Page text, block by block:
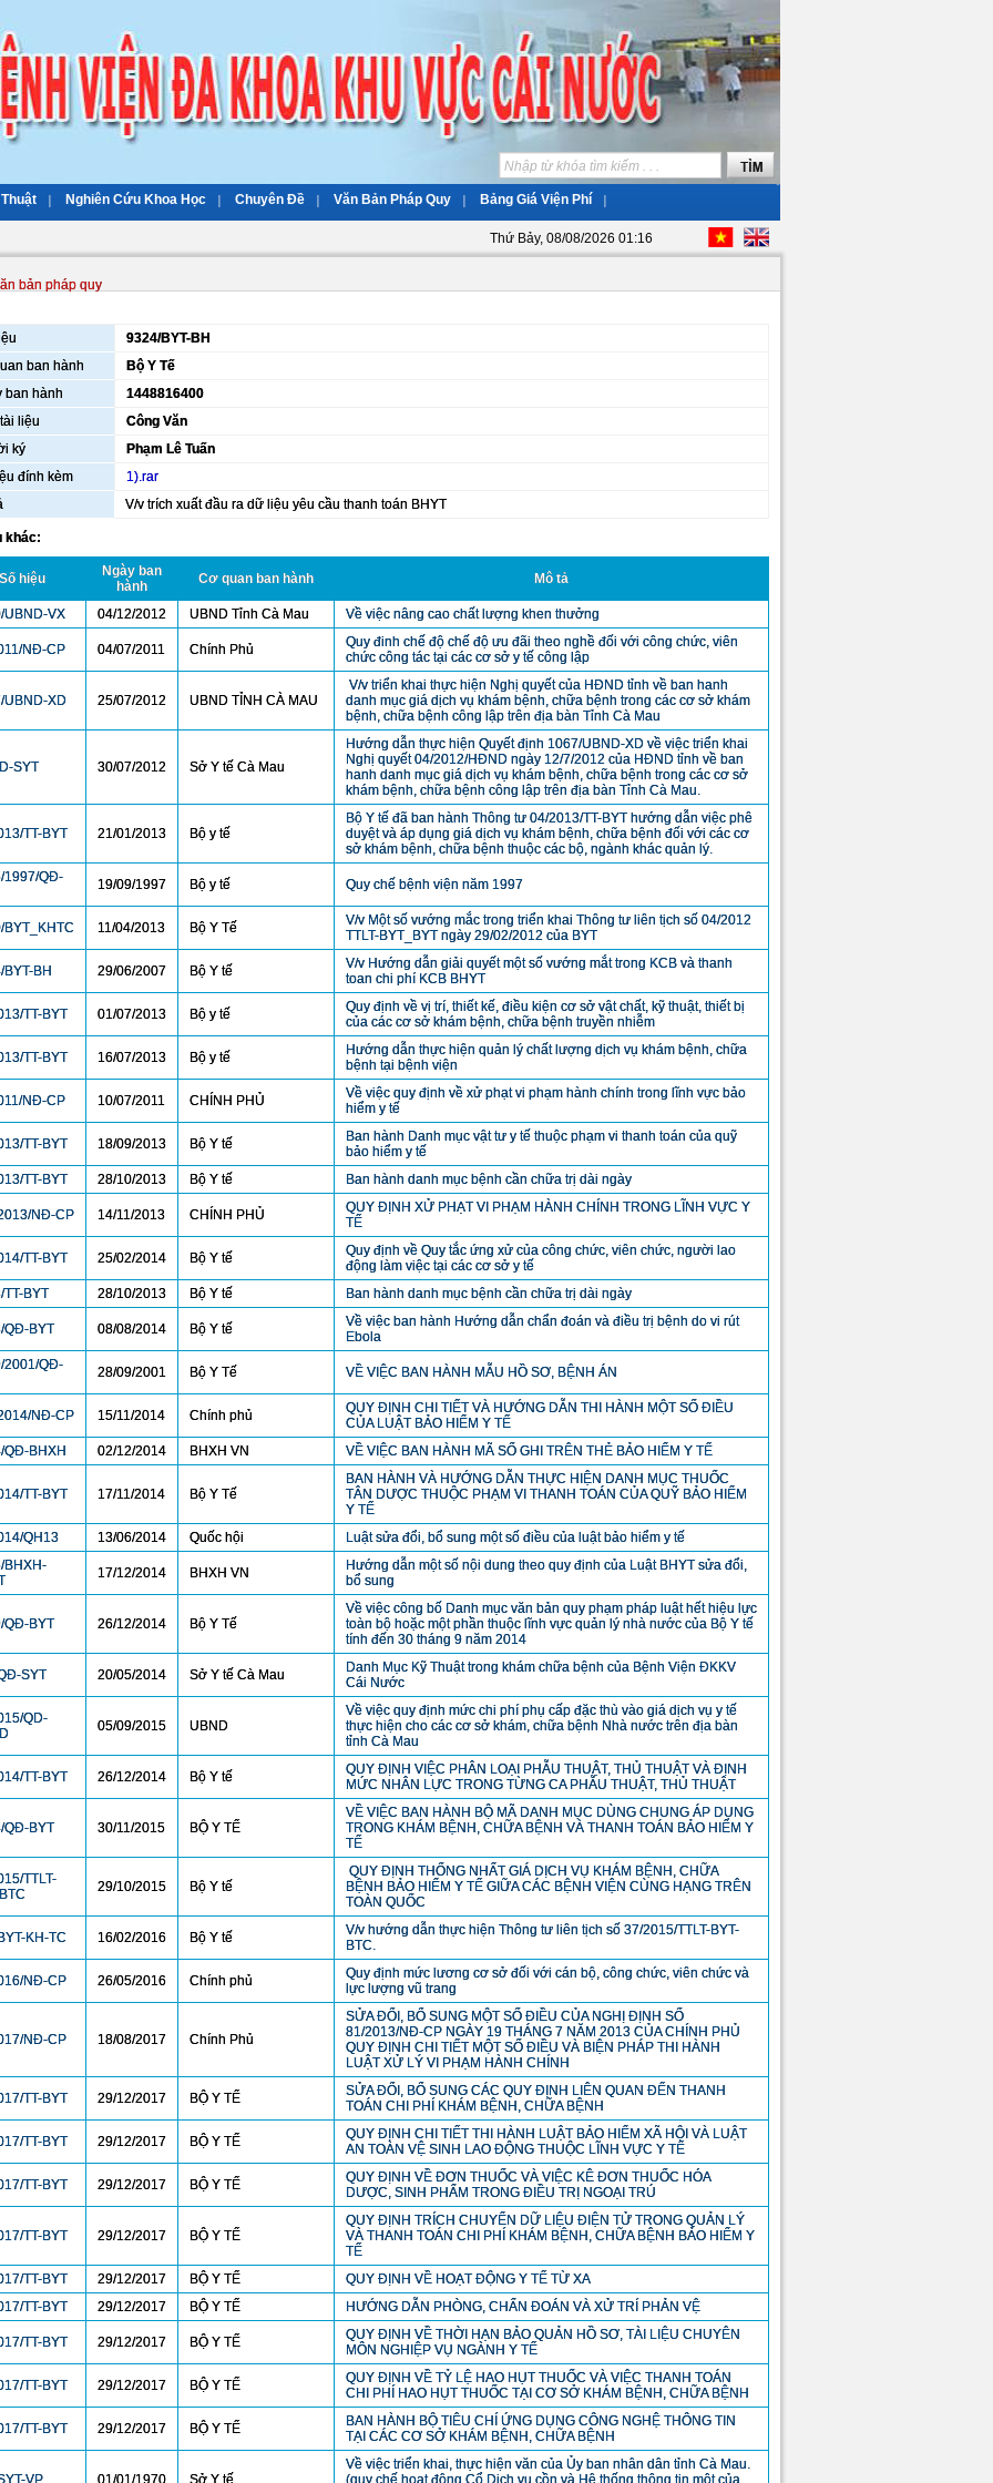
Nghiên Cứu Khoa Học Chuyên Đề Văn Bản Pháp Quy Bảng Giá Viện Phí
Thứ Bảy, 08/08/2026 01:16
bản pháp quy
9324/BYT-BH
ban hành
Bộ Y Tế
ban hành
1448816400
liệu
Công Văn
ký
Phạm Lê Tuấn
đính kèm
1).rar
V/v trích xuất đầu ra dữ liệu yêu cầu thanh toán BHYT
khác:
Số hiệu
Ngày ban
hành
Cơ quan ban hành Mô tả
UBND-VX 04/12/2012 UBND Tỉnh Cà Mau Về việc nâng cao chất lượng khen thưởng
NĐ-CP 04/07/2011 Chính Phủ
Quy đinh chế độ chế độ ưu đãi theo nghề đối với công chức, viên
chức công tác tại các cơ sở y tế công lập
UBND-XD 25/07/2012 UBND TỈNH CÀ MAU
V/v triển khai thực hiện Nghị quyết của HĐND tỉnh về ban hanh
danh mục giá dịch vụ khám bệnh, chữa bệnh trong các cơ sở khám
bệnh, chữa bệnh công lập trên địa bàn Tỉnh Cà Mau
SYT 30/07/2012 Sở Y tế Cà Mau
Hướng dẫn thực hiện Quyết định 1067/UBND-XD về việc triển khai
Nghị quyết 04/2012/HĐND ngày 12/7/2012 của HĐND tỉnh về ban
hanh danh mục giá dịch vụ khám bệnh, chữa bệnh trong các cơ sở
khám bệnh, chữa bệnh công lập trên địa bàn Tỉnh Cà Mau.
TT-BYT 21/01/2013 Bộ y tế
Bộ Y tế đã ban hành Thông tư 04/2013/TT-BYT hướng dẫn việc phê
duyệt và áp dụng giá dịch vụ khám bệnh, chữa bệnh đối với các cơ
sở khám bệnh, chữa bệnh thuộc các bộ, ngành khác quản lý.
1997/QĐ-
19/09/1997 Bộ y tế Quy chế bệnh viện năm 1997
BYT_KHTC 11/04/2013 Bộ Y Tế
V/v Một số vướng mắc trong triển khai Thông tư liên tịch số 04/2012
TTLT-BYT_BYT ngày 29/02/2012 của BYT
BH 29/06/2007 Bộ Y tế
V/v Hướng dẫn giải quyết một số vướng mắt trong KCB và thanh
toan chi phí KCB BHYT
TT-BYT 01/07/2013 Bộ y tế
Quy định về vị trí, thiết kế, điều kiện cơ sở vật chất, kỹ thuật, thiết bị
của các cơ sở khám bệnh, chữa bệnh truyền nhiễm
TT-BYT 16/07/2013 Bộ y tế
Hướng dẫn thực hiện quản lý chất lượng dịch vụ khám bệnh, chữa
bệnh tại bệnh viện
NĐ-CP 10/07/2011 CHÍNH PHỦ
Về việc quy định về xử phạt vi phạm hành chính trong lĩnh vực bảo
hiểm y tế
TT-BYT 18/09/2013 Bộ Y tế
Ban hành Danh mục vật tư y tế thuộc phạm vi thanh toán của quỹ
bảo hiểm y tế
TT-BYT
28/10/2013 Bộ Y tế Ban hành danh mục bệnh cần chữa trị dài ngày
NĐ-CP 14/11/2013 CHÍNH PHỦ
QUY ĐỊNH XỬ PHẠT VI PHẠM HÀNH CHÍNH TRONG LĨNH VỰC Y
TẾ
TT-BYT 25/02/2014 Bộ Y tế
Quy định về Quy tắc ứng xử của công chức, viên chức, người lao
động làm việc tại các cơ sở y tế
TT-BYT
28/10/2013 Bộ Y tế Ban hành danh mục bệnh cần chữa trị dài ngày
QĐ-BYT 08/08/2014 Bộ Y tế
Về việc ban hành Hướng dẫn chẩn đoán và điều trị bệnh do vi rút
Ebola
2001/QĐ-
28/09/2001 Bộ Y Tế VỀ VIỆC BAN HÀNH MẪU HỒ SƠ, BỆNH ÁN
NĐ-CP 15/11/2014 Chính phủ
QUY ĐỊNH CHI TIẾT VÀ HƯỚNG DẪN THI HÀNH MỘT SỐ ĐIỀU
CỦA LUẬT BẢO HIỂM Y TẾ
QĐ-BHXH
02/12/2014 BHXH VN VỀ VIỆC BAN HÀNH MÃ SỐ GHI TRÊN THẺ BẢO HIỂM Y TẾ
TT-BYT 17/11/2014 Bộ Y Tế
BAN HÀNH VÀ HƯỚNG DẪN THỰC HIỆN DANH MỤC THUỐC
TÂN DƯỢC THUỘC PHẠM VI THANH TOÁN CỦA QUỸ BẢO HIỂM
Y TẾ
QH13
13/06/2014 Quốc hội
Luật sửa đổi, bổ sung một số điều của luật bảo hiểm y tế
BHXH-
17/12/2014 BHXH VN
Hướng dẫn một số nội dung theo quy định của Luật BHYT sửa đổi,
bổ sung
QĐ-BYT 26/12/2014 Bộ Y Tế
Về việc công bố Danh mục văn bản quy phạm pháp luật hết hiệu lực
toàn bộ hoặc một phần thuộc lĩnh vực quản lý nhà nước của Bộ Y tế
tính đến 30 tháng 9 năm 2014
SYT 20/05/2014 Sở Y tế Cà Mau
Danh Mục Kỹ Thuật trong khám chữa bệnh của Bệnh Viện ĐKKV
Cái Nước
QD-
05/09/2015 UBND
Về việc quy định mức chi phí phụ cấp đặc thù vào giá dịch vụ y tế
thực hiện cho các cơ sở khám, chữa bệnh Nhà nước trên địa bàn
tỉnh Cà Mau
TT-BYT 26/12/2014 Bộ Y tế
QUY ĐỊNH VIỆC PHÂN LOẠI PHẪU THUẬT, THỦ THUẬT VÀ ĐỊNH
MỨC NHÂN LỰC TRONG TỪNG CA PHẪU THUẬT, THỦ THUẬT
QĐ-BYT 30/11/2015 BỘ Y TẾ
VỀ VIỆC BAN HÀNH BỘ MÃ DANH MỤC DÙNG CHUNG ÁP DỤNG
TRONG KHÁM BỆNH, CHỮA BỆNH VÀ THANH TOÁN BẢO HIỂM Y
TẾ
TTLT-
29/10/2015 Bộ Y tế
QUY ĐỊNH THỐNG NHẤT GIÁ DỊCH VỤ KHÁM BỆNH, CHỮA
BỆNH BẢO HIỂM Y TẾ GIỮA CÁC BỆNH VIỆN CÙNG HẠNG TRÊN
TOÀN QUỐC
KH-TC 16/02/2016 Bộ Y tế
V/v hướng dẫn thực hiện Thông tư liên tịch số 37/2015/TTLT-BYT-
BTC.
NĐ-CP 26/05/2016 Chính phủ
Quy định mức lương cơ sở đối với cán bộ, công chức, viên chức và
lực lượng vũ trang
NĐ-CP 18/08/2017 Chính Phủ
SỬA ĐỔI, BỔ SUNG MỘT SỐ ĐIỀU CỦA NGHỊ ĐỊNH SỐ
81/2013/NĐ-CP NGÀY 19 THÁNG 7 NĂM 2013 CỦA CHÍNH PHỦ
QUY ĐỊNH CHI TIẾT MỘT SỐ ĐIỀU VÀ BIỆN PHÁP THI HÀNH
LUẬT XỬ LÝ VI PHẠM HÀNH CHÍNH
TT-BYT 29/12/2017 BỘ Y TẾ
SỬA ĐỔI, BỔ SUNG CÁC QUY ĐỊNH LIÊN QUAN ĐẾN THANH
TOÁN CHI PHÍ KHÁM BỆNH, CHỮA BỆNH
TT-BYT 29/12/2017 BỘ Y TẾ
QUY ĐỊNH CHI TIẾT THI HÀNH LUẬT BẢO HIỂM XÃ HỘI VÀ LUẬT
AN TOÀN VỆ SINH LAO ĐỘNG THUỘC LĨNH VỰC Y TẾ
TT-BYT 29/12/2017 BỘ Y TẾ
QUY ĐỊNH VỀ ĐƠN THUỐC VÀ VIỆC KÊ ĐƠN THUỐC HÓA
DƯỢC, SINH PHẨM TRONG ĐIỀU TRỊ NGOẠI TRÚ
TT-BYT 29/12/2017 BỘ Y TẾ
QUY ĐỊNH TRÍCH CHUYỂN DỮ LIỆU ĐIỆN TỬ TRONG QUẢN LÝ
VÀ THANH TOÁN CHI PHÍ KHÁM BỆNH, CHỮA BỆNH BẢO HIỂM Y
TẾ
TT-BYT
29/12/2017 BỘ Y TẾ
QUY ĐỊNH VỀ HOẠT ĐỘNG Y TẾ TỪ XA
TT-BYT
29/12/2017 BỘ Y TẾ HƯỚNG DẪN PHÒNG, CHẨN ĐOÁN VÀ XỬ TRÍ PHẢN VỆ
TT-BYT 29/12/2017 BỘ Y TẾ
QUY ĐỊNH VỀ THỜI HẠN BẢO QUẢN HỒ SƠ, TÀI LIỆU CHUYÊN
MÔN NGHIỆP VỤ NGÀNH Y TẾ
TT-BYT 29/12/2017 BỘ Y TẾ
QUY ĐỊNH VỀ TỶ LỆ HAO HỤT THUỐC VÀ VIỆC THANH TOÁN
CHI PHÍ HAO HỤT THUỐC TẠI CƠ SỞ KHÁM BỆNH, CHỮA BỆNH
TT-BYT 29/12/2017 BỘ Y TẾ
BAN HÀNH BỘ TIÊU CHÍ ỨNG DỤNG CÔNG NGHỆ THÔNG TIN
TẠI CÁC CƠ SỞ KHÁM BỆNH, CHỮA BỆNH
VP 01/01/1970 Sở Y tế
Về việc triển khai, thực hiện văn của Ủy ban nhân dân tỉnh Cà Mau.
(quy chế hoạt động Cổ Dịch vụ cồn và Hệ thống thông tin một của